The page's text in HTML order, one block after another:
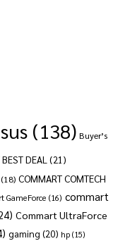
(138) Buyer’s
DEAL (21)
(18) COMMART COMTECH
GameForce (16) commart
Commart UltraForce
gaming (20) hp (15)